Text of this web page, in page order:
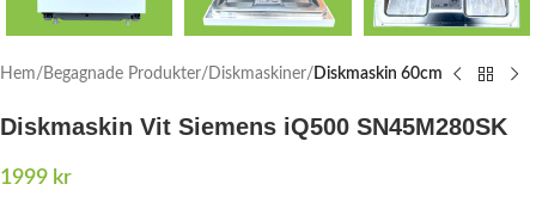
Hem Begagnade Produkter Diskmaskiner Diskmaskin 60cm
Diskmaskin Vit Siemens iQ500 SN45M280SK
1999 kr